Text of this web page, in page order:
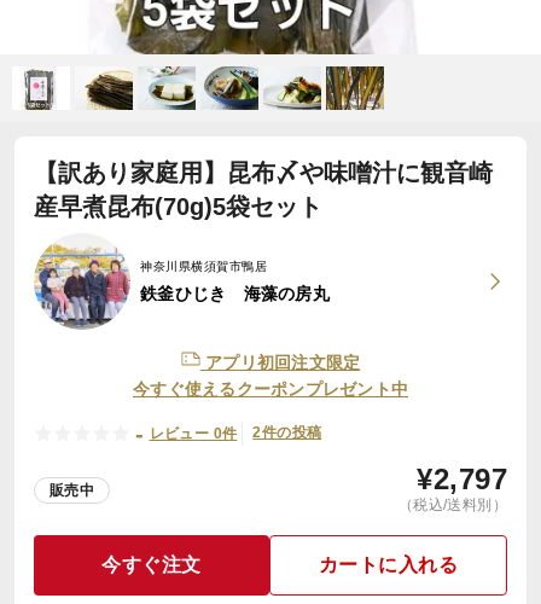
【訳あり家庭用】昆布〆や味噌汁に観音崎
産早煮昆布(70g)5袋セット
神奈川県横須賀市鴨居
鉄釜ひじき 海藻の房丸
アプリ初回注文限定
今すぐ使えるクーポンプレゼント中
- レビュー 0件 2件の投稿
販売中 ¥2,797
（税込/送料別）
今すぐ注文 カートに入れる